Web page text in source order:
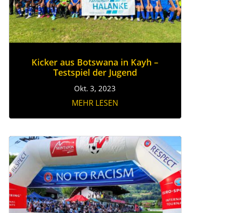
Kicker aus Botswana in Kayh –
Testspiel der Jugend
Okt. 3, 2023
MEHR LESEN